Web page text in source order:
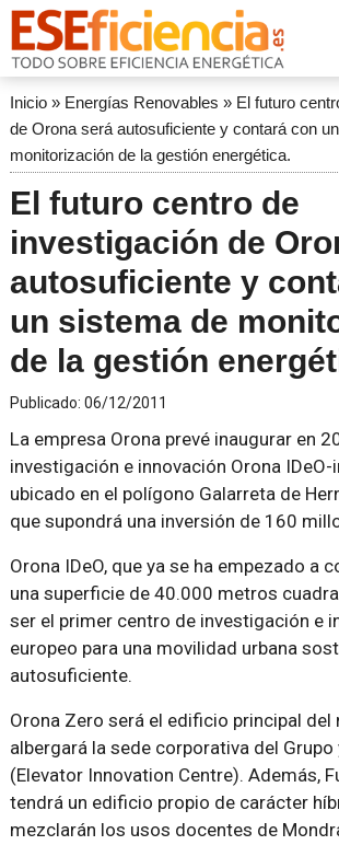
Inicio» Energías Renovables » El futuro
de Orona será autosuficiente y contará con
monitorización de la gestión energética.
El futuro centro de
investigación de
autosuficiente y
un sistema de
de la gestión
Publicado: 06/12/2011
La empresa Orona prevé inaugurar en
investigación e innovación Orona
ubicado en el polígono Galarreta de
que supondrá una inversión de 160
Orona IDeO, que ya se ha empezado a
una superficie de 40.000 metros
ser el primer centro de investigación e
europeo para una movilidad urbana
autosuficiente.
Orona Zero será el edificio principal del
albergará la sede corporativa del Grupo
(Elevator Innovation Centre). Además,
tendrá un edificio propio de carácter
mezclarán los usos docentes de